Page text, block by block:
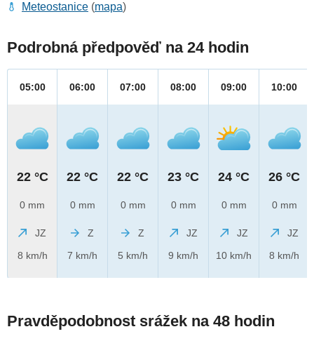
Meteostanice (mapa)
Podrobná předpověď na 24 hodin
05:00
22 °C
0 mm
JZ
8 km/h
06:00
22 °C
0 mm
Z
7 km/h
07:00
22 °C
0 mm
Z
5 km/h
08:00
23 °C
0 mm
JZ
9 km/h
09:00
24 °C
0 mm
JZ
10 km/h
10:00
26 °C
0 mm
JZ
8 km/h
Pravděpodobnost srážek na 48 hodin